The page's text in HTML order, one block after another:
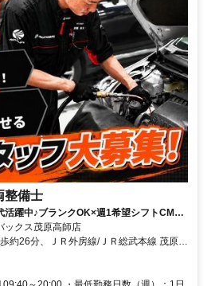
整備士
活躍中♪ブランクOK×週1希望シフトCMで
お仕事になります！
クス茂原高師店
約26分、ＪＲ外房線/ＪＲ総武本線 茂原南
ＪＲ総武本線 新茂原徒歩約27分